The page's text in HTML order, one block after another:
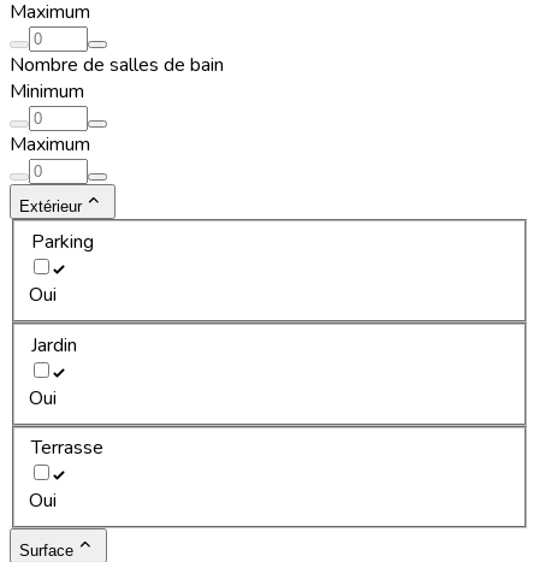
Maximum
Nombre de salles de bain
Minimum
Maximum
Extérieur
Parking
Oui
Jardin
Oui
Terrasse
Oui
Surface